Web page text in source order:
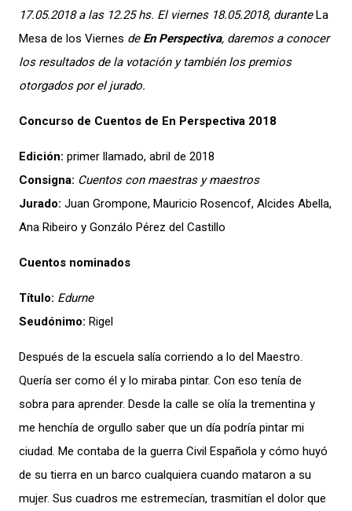
17.05.2018 a las 12.25 hs. El viernes 18.05.2018, duranteLa
Mesa de los Viernes de En Perspectiva, daremos a conocer
los resultados de la votación y también los premios
otorgados por el jurado.
Concurso de Cuentos de En Perspectiva 2018
Edición: primer llamado, abril de 2018
Consigna: Cuentos con maestras y maestros
Jurado: Juan Grompone, Mauricio Rosencof, Alcides Abella,
Ana Ribeiro y Gonzálo Pérez del Castillo
Cuentos nominados
Título: Edurne
Seudónimo: Rigel
Después de la escuela salía corriendo a lo del Maestro.
Quería ser como él y lo miraba pintar. Con eso tenía de
sobra para aprender. Desde la calle se olía la trementina y
me henchía de orgullo saber que un día podría pintar mi
ciudad. Me contaba de la guerra Civil Española y cómo huyó
de su tierra en un barco cualquiera cuando mataron a su
mujer. Sus cuadros me estremecían, trasmitían el dolor que